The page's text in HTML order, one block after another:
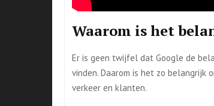
Waarom is het
Er is geen twijfel dat Google de
vinden. Daarom is het zo belangrijk
verkeer en klanten.